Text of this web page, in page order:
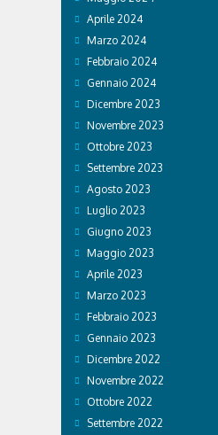
Aprile 2024
Marzo 2024
Febbraio 2024
Gennaio 2024
Dicembre 2023
Novembre 2023
Ottobre 2023
Settembre 2023
Agosto 2023
Luglio 2023
Giugno 2023
Maggio 2023
Aprile 2023
Marzo 2023
Febbraio 2023
Gennaio 2023
Dicembre 2022
Novembre 2022
Ottobre 2022
Settembre 2022